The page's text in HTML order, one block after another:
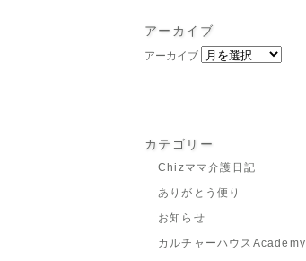
アーカイブ
アーカイブ
カテゴリー
Chizママ介護日記
ありがとう便り
お知らせ
カルチャーハウスAcademy